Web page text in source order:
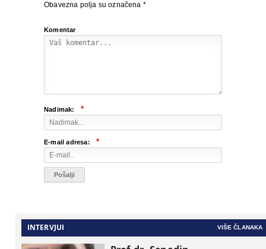
Obavezna polja su označena *
Komentar
Nadimak: *
E-mail adresa: *
INTERVJUI VIŠE ČLANAKA